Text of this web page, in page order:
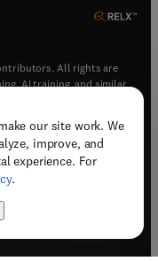
our site work. We
improve, and
experience. For
.
All rights are
AI training, and similar
window)
)
tab/window